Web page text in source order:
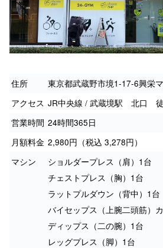
住所
東京都武蔵野市境1-17-6興栄
アクセス JR中央線 / 武蔵境駅 北口
営業時間 24時間365日
月額料金 2,980円（税込 3,278円）
マシン
ショルダープレス（肩）1台
チェストプレス（胸）1台
ラットプルダウン（背中）1台
バイセップス（上腕二頭筋）
ディップス（二の腕）1台
レッグプレス（脚）1台